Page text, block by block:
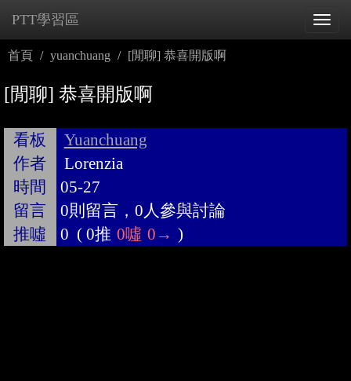
PTT學習區
首頁 yuanchuang [閒聊] 恭喜開版啊
[閒聊] 恭喜開版啊
看板
Yuanchuang
作者
Lorenzia
時間
05-27
留言
0則留言，0人參與討論
推噓
0 ( 0推 0噓 0→ )